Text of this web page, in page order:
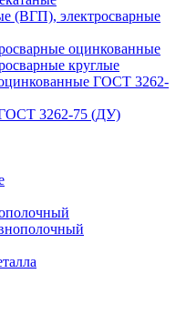
(ВГП), электросварные
оцинкованные
круглые
ГОСТ 3262-
3262-75 (ДУ)